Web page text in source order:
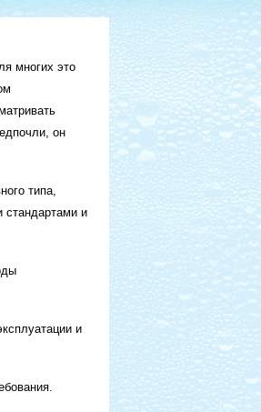
многих это
он
типа,
стандартами и
и